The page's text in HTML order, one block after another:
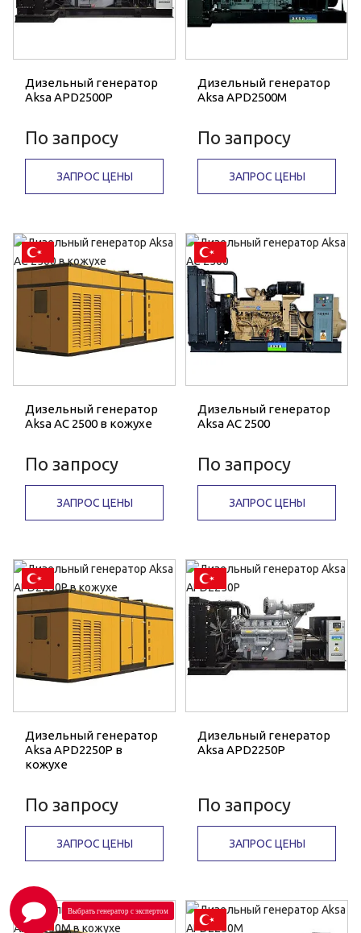
Дизельный генератор
Aksa APD2500P
По запросу
ЗАПРОС ЦЕНЫ
Дизельный генератор
Aksa APD2500M
По запросу
ЗАПРОС ЦЕНЫ
Дизельный генератор
Aksa AC 2500 в кожухе
По запросу
ЗАПРОС ЦЕНЫ
Дизельный генератор
Aksa AC 2500
По запросу
ЗАПРОС ЦЕНЫ
Дизельный генератор
Aksa APD2250P в
кожухе
По запросу
ЗАПРОС ЦЕНЫ
Дизельный генератор
Aksa APD2250P
По запросу
ЗАПРОС ЦЕНЫ